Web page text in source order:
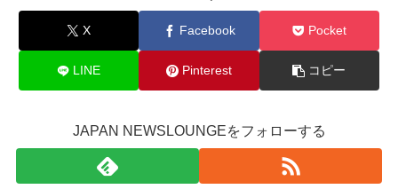
X Facebook Pocket
LINE Pinterest コピー
JAPAN NEWSLOUNGEをフォローする